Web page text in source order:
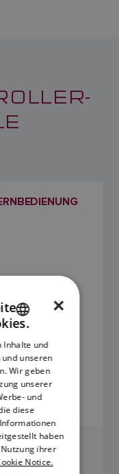
ENGLISH
FRENCH
DANISH
ITALIAN
SWEDISH
GERMAN
DUTCH
×
Inhalte und
unseren
Wir geben
unserer
und
diese
haben
ihrer
Notice.